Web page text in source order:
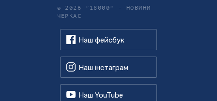
© 2026 "18000" – НОВИНИ
ЧЕРКАС
Наш фейсбук
Наш інстаграм
Наш YouTube